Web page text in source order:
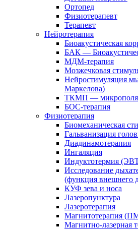
Ортопед
Физиотерапевт
Терапевт
Нейротерапия
Биоакустическая
БАК —
МДМ-терапия
Мозжечковая
Нейростимуляция
Маркелова)
ТКМП —
БОС-терапия
Физиотерапия
Биомеханическая
Гальванизация
Диадинамотерапия
Ингаляция
Индуктотермия
Исследование
(функция внешнего
КУФ зева и носа
Лазеропунктура
Лазеротерапия
Магнитотерапия
Магнитно-лазерная